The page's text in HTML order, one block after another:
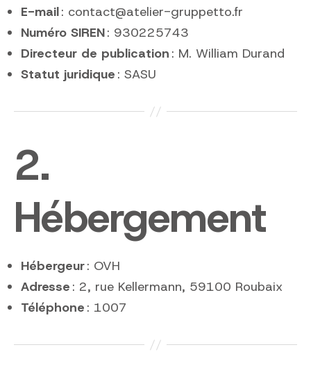
E-mail: contact@atelier-gruppetto.fr
Numéro SIREN: 930225743
Directeur de publication : M. William Durand
Statut juridique : SASU
2.
Hébergement
Hébergeur: OVH
Adresse : 2, rue Kellermann, 59100 Roubaix
Téléphone : 1007